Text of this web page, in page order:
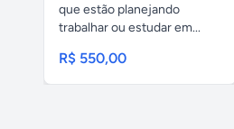
que estão planejando
trabalhar ou estudar em...
R$ 550,00